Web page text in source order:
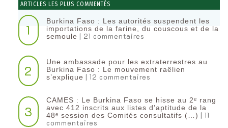
ARTICLES LES PLUS COMMENTÉS
1
Burkina Faso : Les autorités suspendent les
importations de la farine, du couscous et de la
semoule | 21 commentaires
2
Une ambassade pour les extraterrestres au
Burkina Faso : Le mouvement raëlien
s’explique | 12 commentaires
3
CAMES : Le Burkina Faso se hisse au 2ᵉ rang
avec 412 inscrits aux listes d’aptitude de la
48ᵉ session des Comités consultatifs (…) | 11
commentaires